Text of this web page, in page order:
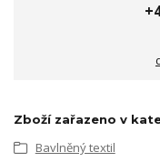
Zboží zařazeno v
Bavlněný textil